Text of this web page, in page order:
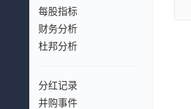
每股指标
财务分析
杜邦分析
分红记录
并购事件